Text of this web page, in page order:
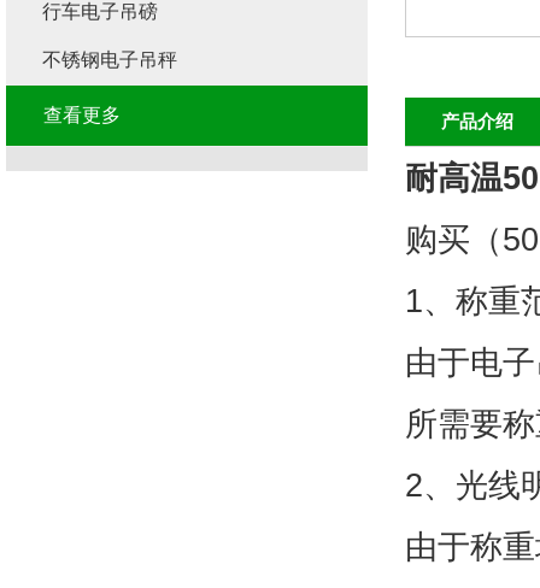
产品介绍
耐高温
购买（
1、称重
由于电
所需要
2、光线
由于称
行车电子吊磅
不锈钢电子吊秤
查看更多